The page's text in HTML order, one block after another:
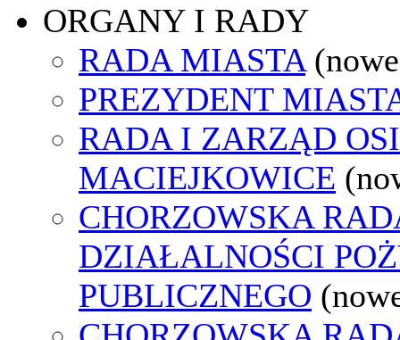
ORGANY I RADY
RADA MIASTA
PREZYDENT
RADA I ZARZĄD
MACIEJKOWICE
CHORZOWSKA
DZIAŁALNOŚCI
PUBLICZNEGO